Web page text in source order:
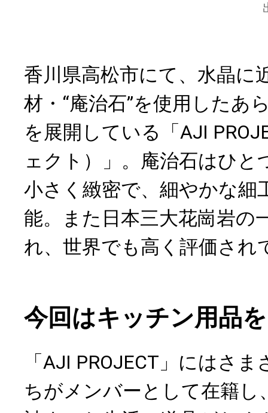
香川県高松市にて、水晶に
材・“庵治石”を使用したあ
を展開している「AJI
ェクト）」。庵治石はひと
小さく緻密で、細やかな細
能。また日本三大花崗岩の
れ、世界でも高く評価され
今回はキッチン用品
「AJI PROJECT」にはさ
ちがメンバーとして在籍し